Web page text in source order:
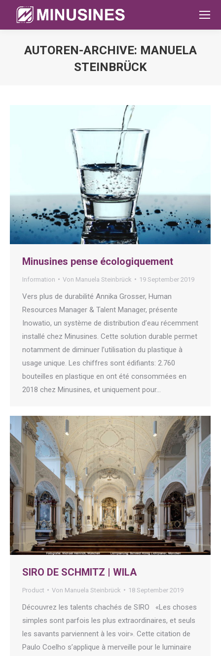
AUTOREN-ARCHIVE: MANUELA
STEINBRÜCK
Minusines pense écologiquement
Information Von Manuela Steinbrück 19 September 2019
Vers plus de durabilité Annika Grosser, Human
Resources Manager & Talent Manager, présente
Inowatio, un système de distribution d’eau récemment
installé chez Minusines. Cette solution durable permet
notamment de diminuer l’utilisation du plastique à
usage unique. Les chiffres sont édifiants: 2.760
bouteilles en plastique en ont été consommées en
2018 chez Minusines, et uniquement pour…
SIRO DE SCHMITZ | WILA
Product Von Manuela Steinbrück 18 September 2019
Découvrez les talents chachés de SIRO «Les choses
simples sont parfois les plus extraordinaires, et seuls
les savants parviennent à les voir». Cette citation de
Paulo Coelho s’applique à merveille pour le luminaire